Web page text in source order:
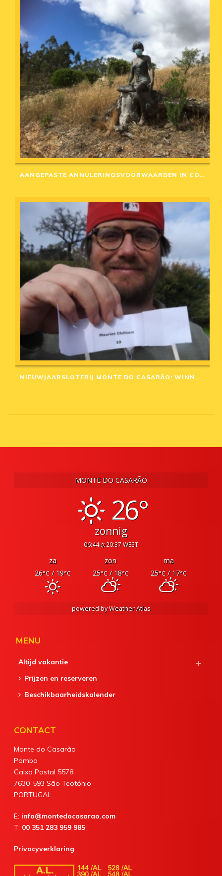
AANGEPASTE ANNULERINGSVOORWAARDEN IN CORONA-TIJD
NIEUWJAARSLOTERIJ MONTE DO CASARÃO: WINNAARS VAN 2020
MONTE DO CASARÃO
26°
zonnig
06:44 20:37 WEST
za zon
ma
26°C/ 19°C 25°C/ 18°C 25°C/ 17°C
powered byWeather Atlas
MENU
Altijd vakantie
Prijzen en reserveren
Beschikbaarheidskalender
CONTACT
Monte do Casarão
Pomba
Caixa Postal 5578
7630-593 São Teotónio
PORTUGAL
E: info@montedocasarao.com
T: 00 351 283 959 985
Privacyverklaring